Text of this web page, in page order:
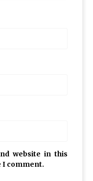
website in this
I comment.